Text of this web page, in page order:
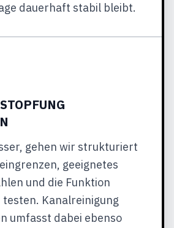
dauerhaft stabil bleibt.
gehen wir strukturiert
geeignetes
und die Funktion
Kanalreinigung
umfasst dabei ebenso